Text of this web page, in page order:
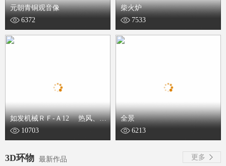
柴火炉
7533
元朝青铜观音像
6372
全景
6213
如发机械ＲＦ-Ａ12 热风、热
块 多功能焊接机
10703
3D环物 最新作品 更多